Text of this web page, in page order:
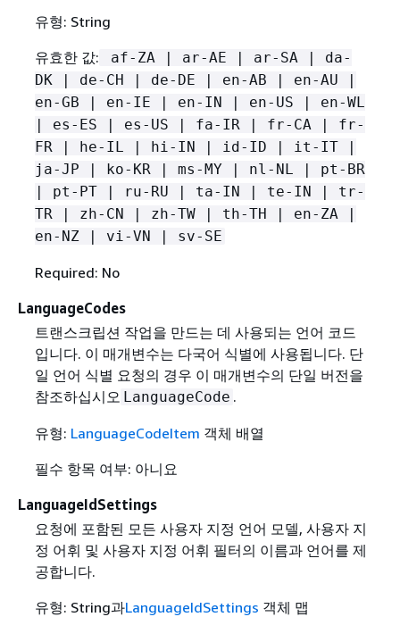
유형: String
유효한 값:
af-ZA | ar-AE | ar-SA | da-
DK | de-CH | de-DE | en-AB | en-AU |
en-GB | en-IE | en-IN | en-US | en-WL
| es-ES | es-US | fa-IR | fr-CA | fr-
FR | he-IL | hi-IN | id-ID | it-IT |
ja-JP | ko-KR | ms-MY | nl-NL | pt-BR
| pt-PT | ru-RU | ta-IN | te-IN | tr-
TR | zh-CN | zh-TW | th-TH | en-ZA |
en-NZ | vi-VN | sv-SE
Required: No
LanguageCodes
트랜스크립션 작업을 만드는 데 사용되는 언어 코드
입니다. 이 매개변수는 다국어 식별에 사용됩니다. 단
일 언어 식별 요청의 경우 이 매개변수의 단일 버전을
참조하십시오 LanguageCode .
유형: LanguageCodeItem 객체 배열
필수 항목 여부: 아니요
LanguageIdSettings
요청에 포함된 모든 사용자 지정 언어 모델, 사용자 지
정 어휘 및 사용자 지정 어휘 필터의 이름과 언어를 제
공합니다.
유형: String과LanguageIdSettings 객체 맵